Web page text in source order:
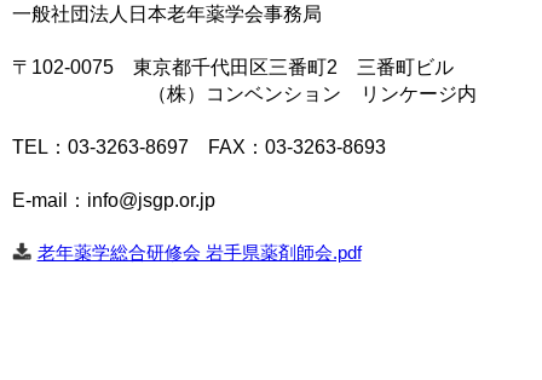
一般社団法人日本老年薬学会事務局
〒102-0075 東京都千代田区三番町2 三番町ビル
（株）コンベンション リンケージ内
TEL：03-3263-8697 FAX：03-3263-8693
E-mail： info@jsgp.or.jp
老年薬学総合研修会 岩手県薬剤師会.pdf